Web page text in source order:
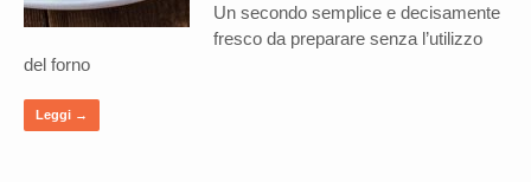
Un secondo semplice e decisamente
fresco da preparare senza l’utilizzo
del forno
Leggi →